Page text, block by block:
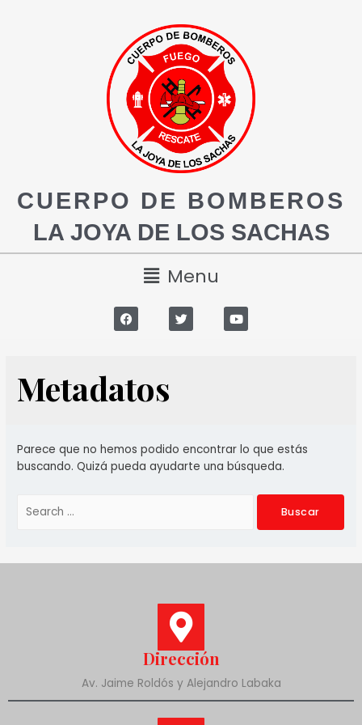
CUERPO DE BOMBEROS
LA JOYA DE LOS SACHAS
Menu
Metadatos
Parece que no hemos podido encontrar lo que estás
buscando. Quizá pueda ayudarte una búsqueda.
Dirección
Av. Jaime Roldós y Alejandro Labaka